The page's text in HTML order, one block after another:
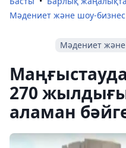
Мәдениет және шоу-
Мәдениет
270
аламан